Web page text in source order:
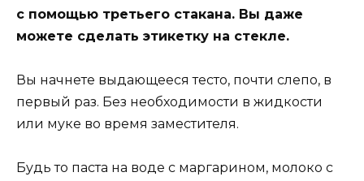
с помощью третьего стакана. Вы даже
можете сделать этикетку на стекле.
Вы начнете выдающееся тесто, почти слепо, в
первый раз. Без необходимости в жидкости
или муке во время заместителя.
Будь то паста на воде с маргарином, молоко с